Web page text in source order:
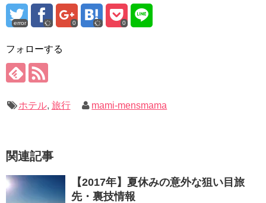
error 0 0
フォローする
ホテル, 旅行 mami-mensmama
関連記事
【2017年】夏休みの意外な狙い目旅
先・裏技情報